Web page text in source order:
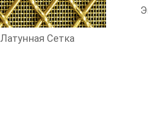
Латунная Сетка